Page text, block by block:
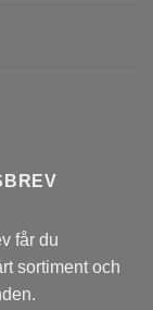
får du
sortiment och